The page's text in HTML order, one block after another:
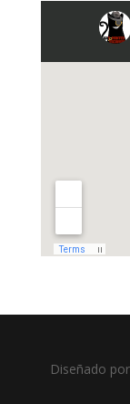
Diseñado por